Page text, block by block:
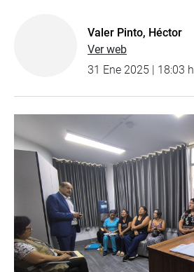
Valer Pinto, Héctor
Ver web
31 Ene 2025 | 18:03 h